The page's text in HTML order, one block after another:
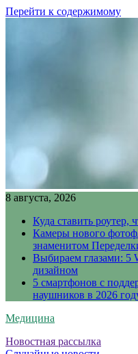
Перейти к содержимому
8 августа, 2026
Куда ставить роутер,
Камеры нового
знаменитом
Выбираем глазами: 5
дизайном
5 смартфонов с
наушников в 2026
Медицина
Новостная рассылка